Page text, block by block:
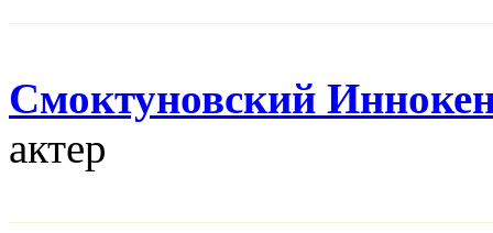
Смоктуновский
актер